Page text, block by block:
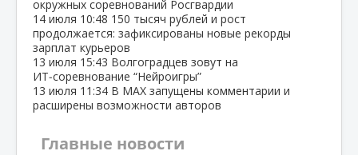
окружных соревнований Росгвардии
14 июля 10:48 150 тысяч рублей и рост
продолжается: зафиксированы новые рекорды
зарплат курьеров
13 июля 15:43 Волгоградцев зовут на
ИТ‑соревнование “Нейроигры”
13 июля 11:34 В МАХ запущены комментарии и
расширены возможности авторов
Главные новости